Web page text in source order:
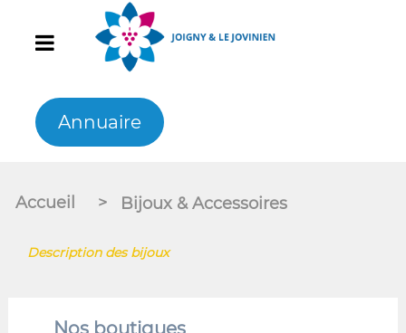
Annuaire
Accueil > Bijoux & Accessoires
Description des bijoux
Nos boutiques